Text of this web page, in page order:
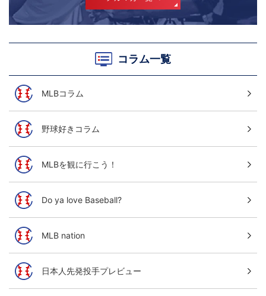
コラム一覧
MLBコラム
野球好きコラム
MLBを観に行こう！
Do ya love Baseball?
MLB nation
日本人先発投手プレビュー